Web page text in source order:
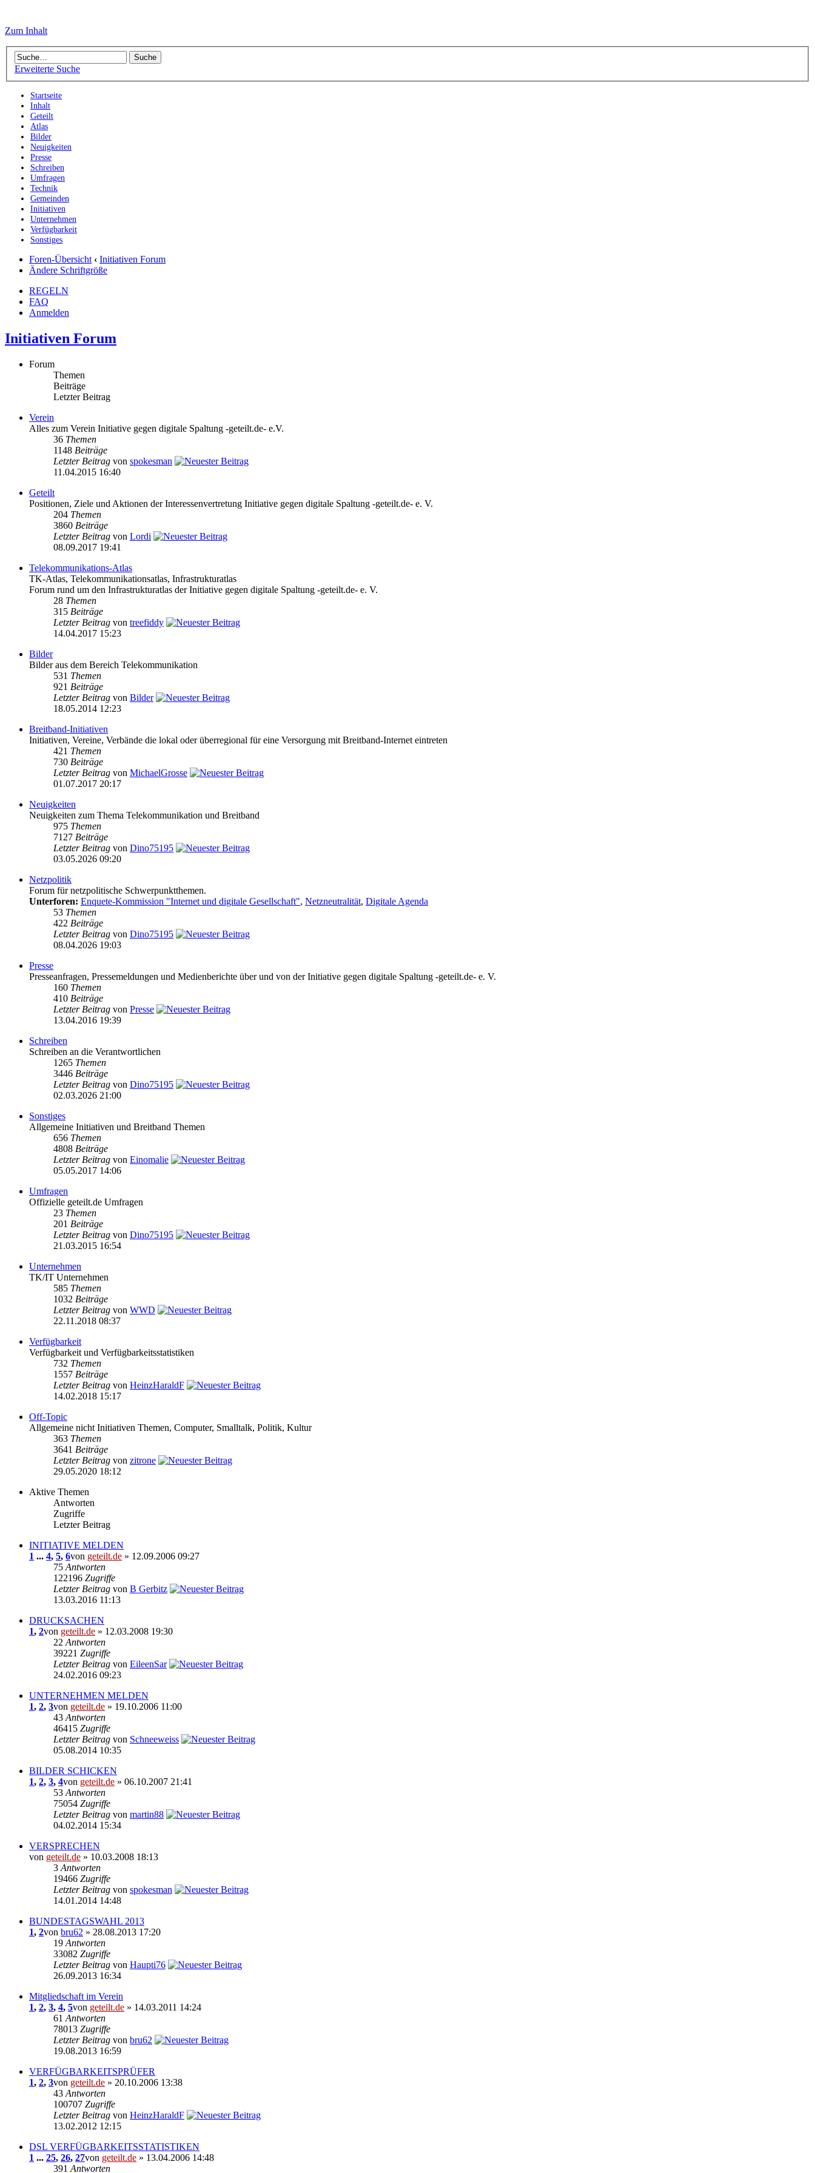
Zum Inhalt
Erweiterte Suche
Startseite
Inhalt
Geteilt
Atlas
Bilder
Neuigkeiten
Presse
Schreiben
Umfragen
Technik
Gemeinden
Initiativen
Unternehmen
Verfügbarkeit
Sonstiges
Foren-Übersicht ‹ Initiativen Forum
Ändere Schriftgröße
REGELN
FAQ
Anmelden
Initiativen Forum
Forum
Themen
Beiträge
Letzter Beitrag
Verein
Alles zum Verein Initiative gegen digitale Spaltung -geteilt.de- e.V.
36 Themen
1148 Beiträge
Letzter Beitrag von spokesman
11.04.2015 16:40
Geteilt
Positionen, Ziele und Aktionen der Interessenvertretung Initiative gegen digitale Spaltung -geteilt.de- e. V.
204 Themen
3860 Beiträge
Letzter Beitrag von Lordi
08.09.2017 19:41
Telekommunikations-Atlas
TK-Atlas, Telekommunikationsatlas, Infrastrukturatlas
Forum rund um den Infrastrukturatlas der Initiative gegen digitale Spaltung -geteilt.de- e. V.
28 Themen
315 Beiträge
Letzter Beitrag von treefiddy
14.04.2017 15:23
Bilder
Bilder aus dem Bereich Telekommunikation
531 Themen
921 Beiträge
Letzter Beitrag von Bilder
18.05.2014 12:23
Breitband-Initiativen
Initiativen, Vereine, Verbände die lokal oder überregional für eine Versorgung mit Breitband-Internet eintreten
421 Themen
730 Beiträge
Letzter Beitrag von MichaelGrosse
01.07.2017 20:17
Neuigkeiten
Neuigkeiten zum Thema Telekommunikation und Breitband
975 Themen
7127 Beiträge
Letzter Beitrag von Dino75195
03.05.2026 09:20
Netzpolitik
Forum für netzpolitische Schwerpunktthemen.
Unterforen: Enquete-Kommission "Internet und digitale Gesellschaft", Netzneutralität, Digitale Agenda
53 Themen
422 Beiträge
Letzter Beitrag von Dino75195
08.04.2026 19:03
Presse
Presseanfragen, Pressemeldungen und Medienberichte über und von der Initiative gegen digitale Spaltung -geteilt.de- e. V.
160 Themen
410 Beiträge
Letzter Beitrag von Presse
13.04.2016 19:39
Schreiben
Schreiben an die Verantwortlichen
1265 Themen
3446 Beiträge
Letzter Beitrag von Dino75195
02.03.2026 21:00
Sonstiges
Allgemeine Initiativen und Breitband Themen
656 Themen
4808 Beiträge
Letzter Beitrag von Einomalie
05.05.2017 14:06
Umfragen
Offizielle geteilt.de Umfragen
23 Themen
201 Beiträge
Letzter Beitrag von Dino75195
21.03.2015 16:54
Unternehmen
TK/IT Unternehmen
585 Themen
1032 Beiträge
Letzter Beitrag von WWD
22.11.2018 08:37
Verfügbarkeit
Verfügbarkeit und Verfügbarkeitsstatistiken
732 Themen
1557 Beiträge
Letzter Beitrag von HeinzHaraldF
14.02.2018 15:17
Off-Topic
Allgemeine nicht Initiativen Themen, Computer, Smalltalk, Politik, Kultur
363 Themen
3641 Beiträge
Letzter Beitrag von zitrone
29.05.2020 18:12
Aktive Themen
Antworten
Zugriffe
Letzter Beitrag
INITIATIVE MELDEN
1 ... 4, 5, 6von geteilt.de » 12.09.2006 09:27
75 Antworten
122196 Zugriffe
Letzter Beitrag von B Gerbitz
13.03.2016 11:13
DRUCKSACHEN
1, 2von geteilt.de » 12.03.2008 19:30
22 Antworten
39221 Zugriffe
Letzter Beitrag von EileenSar
24.02.2016 09:23
UNTERNEHMEN MELDEN
1, 2, 3von geteilt.de » 19.10.2006 11:00
43 Antworten
46415 Zugriffe
Letzter Beitrag von Schneeweiss
05.08.2014 10:35
BILDER SCHICKEN
1, 2, 3, 4von geteilt.de » 06.10.2007 21:41
53 Antworten
75054 Zugriffe
Letzter Beitrag von martin88
04.02.2014 15:34
VERSPRECHEN
von geteilt.de » 10.03.2008 18:13
3 Antworten
19466 Zugriffe
Letzter Beitrag von spokesman
14.01.2014 14:48
BUNDESTAGSWAHL 2013
1, 2von bru62 » 28.08.2013 17:20
19 Antworten
33082 Zugriffe
Letzter Beitrag von Haupti76
26.09.2013 16:34
Mitgliedschaft im Verein
1, 2, 3, 4, 5von geteilt.de » 14.03.2011 14:24
61 Antworten
78013 Zugriffe
Letzter Beitrag von bru62
19.08.2013 16:59
VERFÜGBARKEITSPRÜFER
1, 2, 3von geteilt.de » 20.10.2006 13:38
43 Antworten
100707 Zugriffe
Letzter Beitrag von HeinzHaraldF
13.02.2012 12:15
DSL VERFÜGBARKEITSSTATISTIKEN
1 ... 25, 26, 27von geteilt.de » 13.04.2006 14:48
391 Antworten